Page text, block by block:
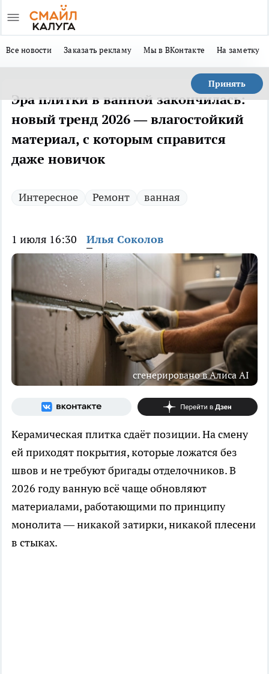
Все новости Заказать рекламу Мы в ВКонтакте На заметку
Принять
Эра плитки в ванной закончилась:
новый тренд 2026 — влагостойкий
материал, с которым справится
даже новичок
Интересное Ремонт ванная
1 июля 16:30 Илья Соколов
сгенерировано в Алиса AI
Керамическая плитка сдаёт позиции. На смену
ей приходят покрытия, которые ложатся без
швов и не требуют бригады отделочников. В
2026 году ванную всё чаще обновляют
материалами, работающими по принципу
монолита — никакой затирки, никакой плесени
в стыках.